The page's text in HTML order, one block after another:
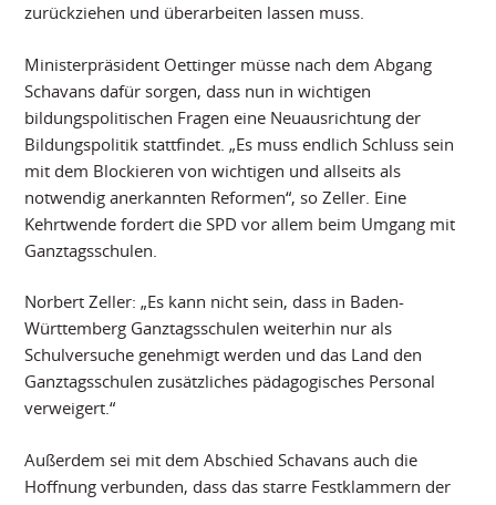
zurückziehen und überarbeiten lassen muss.
Ministerpräsident Oettinger müsse nach dem Abgang
Schavans dafür sorgen, dass nun in wichtigen
bildungspolitischen Fragen eine Neuausrichtung der
Bildungspolitik stattfindet. „Es muss endlich Schluss sein
mit dem Blockieren von wichtigen und allseits als
notwendig anerkannten Reformen“, so Zeller. Eine
Kehrtwende fordert die SPD vor allem beim Umgang mit
Ganztagsschulen.
Norbert Zeller: „Es kann nicht sein, dass in Baden-
Württemberg Ganztagsschulen weiterhin nur als
Schulversuche genehmigt werden und das Land den
Ganztagsschulen zusätzliches pädagogisches Personal
verweigert.“
Außerdem sei mit dem Abschied Schavans auch die
Hoffnung verbunden, dass das starre Festklammern der